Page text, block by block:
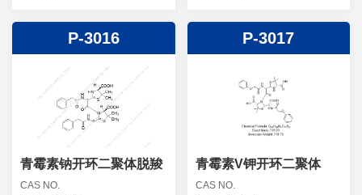
P-3016
青霉素钠开环二聚体脱羧
CAS NO.
P-3017
青霉素V钾开环二聚体
CAS NO.